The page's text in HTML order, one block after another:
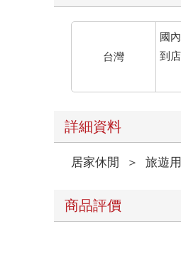
台灣
國
到
詳細資料
居家休閒 ＞ 旅遊
商品評價